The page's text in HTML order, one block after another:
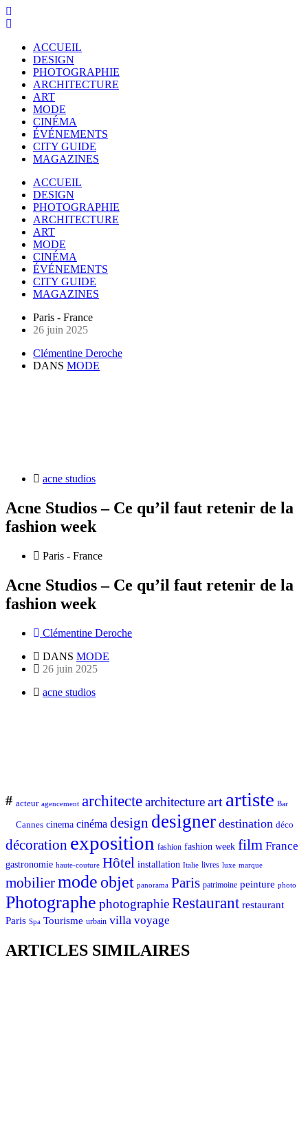
ACCUEIL
DESIGN
PHOTOGRAPHIE
ARCHITECTURE
ART
MODE
CINÉMA
ÉVÉNEMENTS
CITY GUIDE
MAGAZINES
ACCUEIL
DESIGN
PHOTOGRAPHIE
ARCHITECTURE
ART
MODE
CINÉMA
ÉVÉNEMENTS
CITY GUIDE
MAGAZINES
Paris - France
26 juin 2025
Clémentine Deroche
DANS MODE
acne studios
Acne Studios – Ce qu’il faut retenir de la
fashion week
Paris - France
Acne Studios – Ce qu’il faut retenir de la
fashion week
Clémentine Deroche
DANS MODE
26 juin 2025
acne studios
# acteur agencement architectearchitectureart artiste Bar
Cannes cinema cinéma design designer destination déco
décoration exposition fashion fashion week film France
gastronomie haute-couture Hôtel installation Italie livres luxe marque
mobiliermode objet panorama Paris patrimoine peinture photo
Photographe photographieRestaurant restaurant
Paris Spa Tourisme urbain villa voyage
ARTICLES SIMILAIRES